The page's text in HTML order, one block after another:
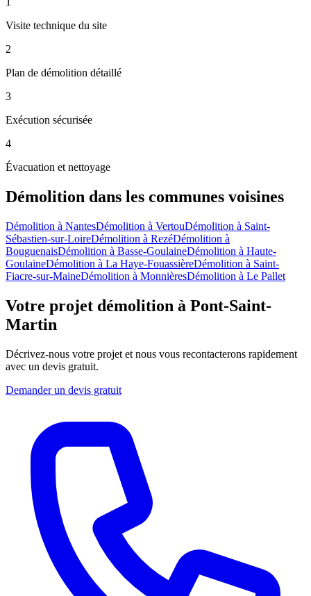
Visite technique du site
2
Plan de démolition détaillé
3
Exécution sécurisée
4
Évacuation et nettoyage
Démolition dans les communes voisines
Démolition à NantesDémolition à VertouDémolition à Saint-
Sébastien-sur-LoireDémolition à RezéDémolition à
BouguenaisDémolition à Basse-GoulaineDémolition à Haute-
GoulaineDémolition à La Haye-FouassièreDémolition à Saint-
Fiacre-sur-MaineDémolition à MonnièresDémolition à Le Pallet
Votre projet démolition à Pont-Saint-
Martin
Décrivez-nous votre projet et nous vous recontacterons rapidement
avec un devis gratuit.
Demander un devis gratuit